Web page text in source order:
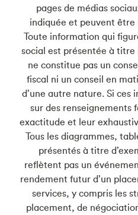
pages de médias
indiquée et peuvent être
Toute information qui
social est présentée à
ne constitue pas un
fiscal ni un conseil en
d’une autre nature. Si ces
sur des renseignements
exactitude et leur
Tous les diagrammes,
présentés à titre
reflètent pas un
rendement futur d’un
services, y compris les
placement, de